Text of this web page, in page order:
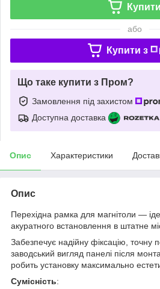
Купити
або
Купити з
Що таке купити з Пром?
Замовлення під захистом
Доступна доставка
Опис Характеристики
Опис
Перехідна рамка для магнітоли —
акуратного встановлення в штатне
Забезпечує надійну фіксацію, точну
заводський вигляд панелі після
робить установку максимально
Сумісність: